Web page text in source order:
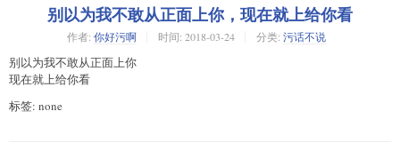
别以为我不敢从正面上你，现在就上给你看
作者: 你好污啊 时间: 2018-03-24 分类: 污话不说
别以为我不敢从正面上你
现在就上给你看
标签: none